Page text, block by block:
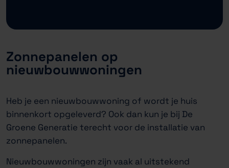
Zonnepanelen op
nieuwbouwwoningen
Heb je een nieuwbouwwoning of wordt je huis
binnenkort opgeleverd? Ook dan kun je bij De
Groene Generatie terecht voor de installatie van
zonnepanelen.
Nieuwbouwwoningen zijn vaak al uitstekend